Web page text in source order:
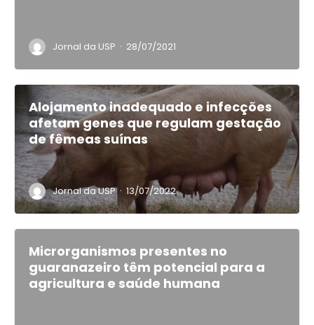
Jornal da USP · 28/07/2021
Alojamento inadequado e infecções
afetam genes que regulam gestação
de fêmeas suínas
Jornal da USP · 13/07/2022
Microrganismos presentes no
guaranazeiro têm potencial para a
agricultura e saúde humana